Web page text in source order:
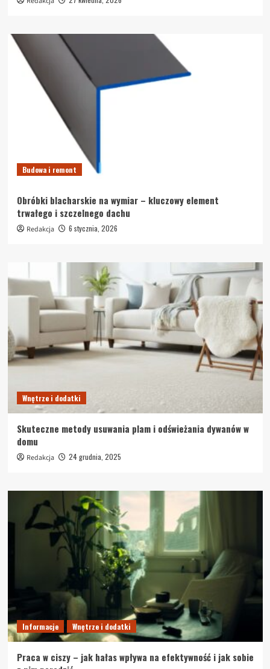
Budowa i remont
Obróbki blacharskie na wymiar – kluczowy element
trwałego i szczelnego dachu
Redakcja 6 stycznia, 2026
Wnętrze i dodatki
Skuteczne metody usuwania plam i odświeżania dywanów w
domu
Redakcja 24 grudnia, 2025
Informacje Wnętrze i dodatki
Praca w ciszy – jak hałas wpływa na efektywność i jak sobie